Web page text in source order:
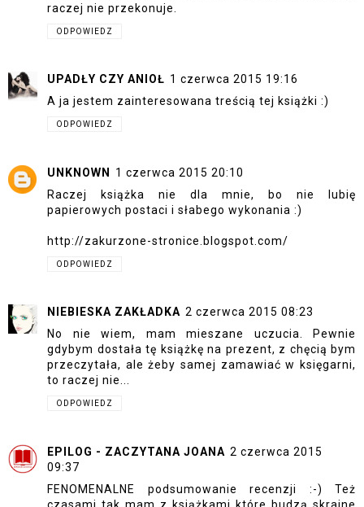
raczej nie przekonuje.
ODPOWIEDZ
UPADŁY CZY ANIOŁ 1 czerwca 2015 19:16
A ja jestem zainteresowana treścią tej książki :)
ODPOWIEDZ
UNKNOWN 1 czerwca 2015 20:10
Raczej książka nie dla mnie, bo nie lubię
papierowych postaci i słabego wykonania :)
http://zakurzone-stronice.blogspot.com/
ODPOWIEDZ
NIEBIESKA ZAKŁADKA 2 czerwca 2015 08:23
No nie wiem, mam mieszane uczucia. Pewnie
gdybym dostała tę książkę na prezent, z chęcią bym
przeczytała, ale żeby samej zamawiać w księgarni,
to raczej nie...
ODPOWIEDZ
EPILOG - ZACZYTANA JOANA 2 czerwca 2015
09:37
FENOMENALNE podsumowanie recenzji :-) Też
czasami tak mam z książkami które budzą skrajne